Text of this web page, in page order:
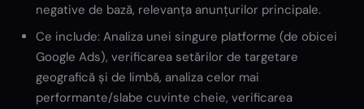
negative de bază, relevanța anunțurilor principale.
Ce include: Analiza unei singure platforme (de obicei
Google Ads), verificarea setărilor de targetare
geografică și de limbă, analiza celor mai
performante/slabe cuvinte cheie, verificarea